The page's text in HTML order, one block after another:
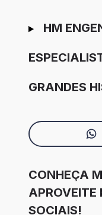
HM
GRANDES
CONHEÇA
APROVEITE
SOCIAIS!